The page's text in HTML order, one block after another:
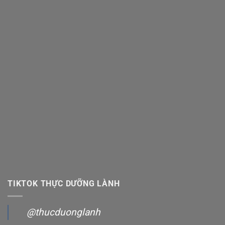
TIKTOK THỰC DƯỠNG LÀNH
@thucduonglanh